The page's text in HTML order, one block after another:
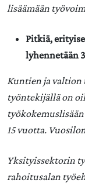
lisäämään
Pitkiä,
lyhennetään
Kuntien ja valtion
työntekijällä on
15 vuotta.
Yksityissektorin
rahoitusalan